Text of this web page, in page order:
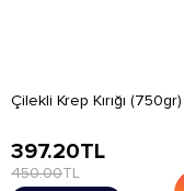
Çilekli Krep Kırığı (750gr)
397.20TL
450.00TL